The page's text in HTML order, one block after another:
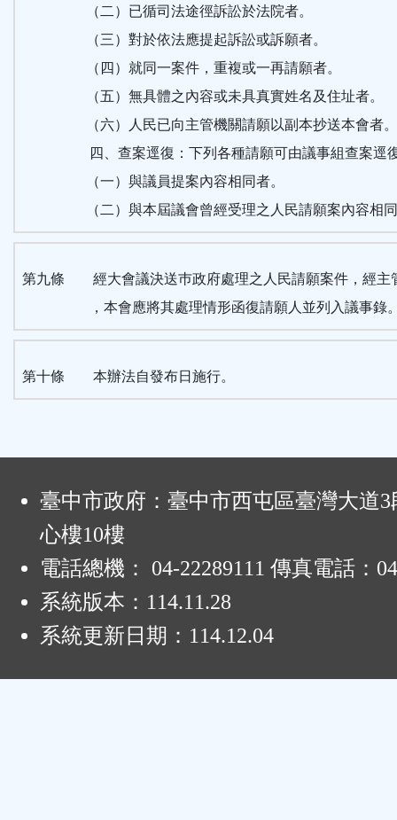
（二）已循司法途徑訴訟於法院者。
（三）對於依法應提起訴訟或訴願者。
（四）就同一案件，重複或一再請願者。
（五）無具體之內容或未具真實姓名及住址者。
（六）人民已向主管機關請願以副本抄送本會者。
四、查案逕復：下列各種請願可由議事組查案逕
（一）與議員提案內容相同者。
（二）與本屆議會曾經受理之人民請願案內容相
第九條 經大會議決送巿政府處理之人民請願案件，經主
，本會應將其處理情形函復請願人並列入議事錄
第十條 本辦法自發布日施行。
臺中市政府：臺中市西屯區臺灣大道3
心樓10樓
電話總機： 04-22289111 傳真電話：
系統版本： 114.11.28
系統更新日期： 114.12.04